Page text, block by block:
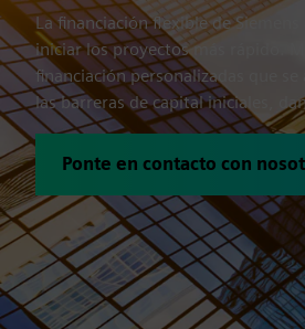
La financiación flexible de
iniciar los proyectos más rápido.
financiación personalizadas que
las barreras de capital iniciales,
Ponte en contacto con